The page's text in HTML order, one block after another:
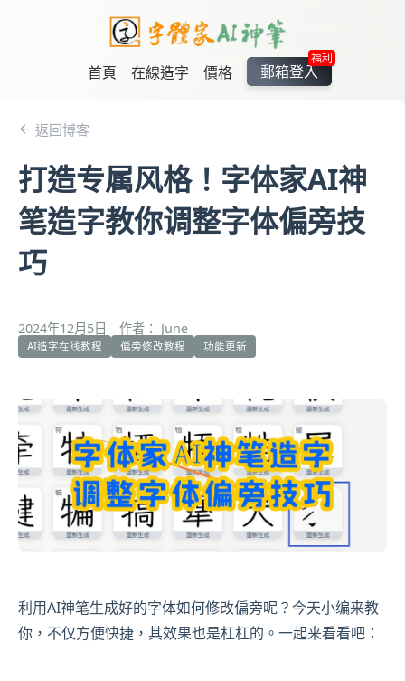
首頁 在線造字 價格
福利
郵箱登入
返回博客
打造专属风格！字体家AI神
笔造字教你调整字体偏旁技
巧
2024年12月5日 作者： June
AI造字在线教程 偏旁修改教程 功能更新
利用AI神笔生成好的字体如何修改偏旁呢？今天小编来教
你，不仅方便快捷，其效果也是杠杠的。一起来看看吧：